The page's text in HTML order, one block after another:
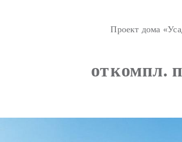
Проект дома
откомпл.